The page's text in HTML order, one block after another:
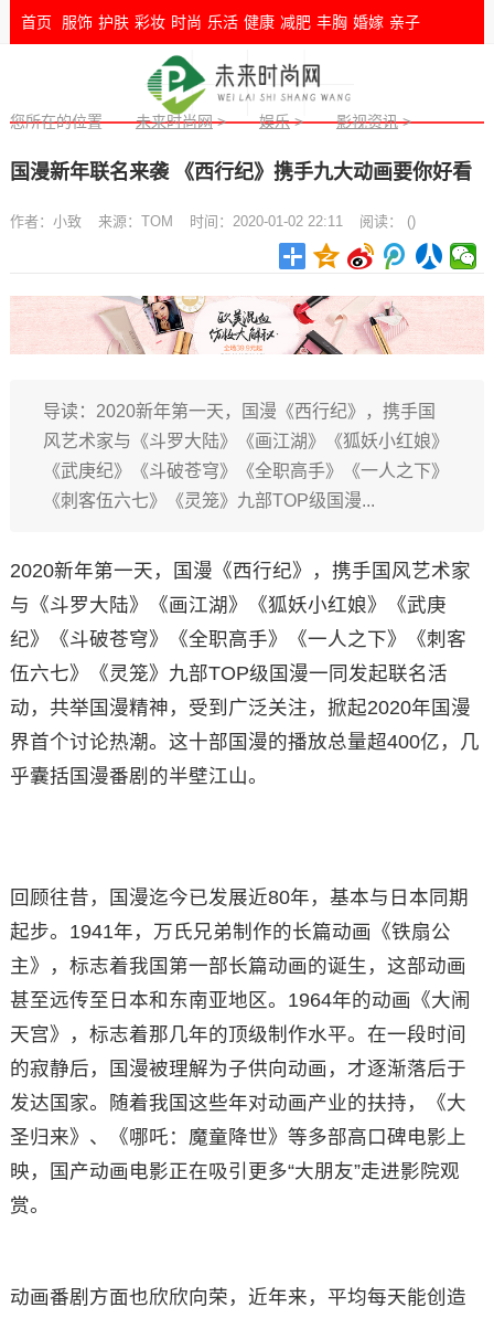
首页 服饰 护肤 彩妆 时尚 乐活 健康 减肥 丰胸 婚嫁 亲子
您所在的位置 未来时尚网> 娱乐> 影视资讯>
国漫新年联名来袭 《西行纪》携手九大动画要你好看
作者： 小致 来源： TOM 时间：2020-01-02 22:11 阅读： ()
导读：2020新年第一天，国漫《西行纪》，携手国
风艺术家与《斗罗大陆》《画江湖》《狐妖小红娘》
《武庚纪》《斗破苍穹》《全职高手》《一人之下》
《刺客伍六七》《灵笼》九部TOP级国漫...
2020新年第一天，国漫《西行纪》，携手国风艺术家
与《斗罗大陆》《画江湖》《狐妖小红娘》《武庚
纪》《斗破苍穹》《全职高手》《一人之下》《刺客
伍六七》《灵笼》九部TOP级国漫一同发起联名活
动，共举国漫精神，受到广泛关注，掀起2020年国漫
界首个讨论热潮。这十部国漫的播放总量超400亿，几
乎囊括国漫番剧的半壁江山。
回顾往昔，国漫迄今已发展近80年，基本与日本同期
起步。1941年，万氏兄弟制作的长篇动画《铁扇公
主》，标志着我国第一部长篇动画的诞生，这部动画
甚至远传至日本和东南亚地区。1964年的动画《大闹
天宫》，标志着那几年的顶级制作水平。在一段时间
的寂静后，国漫被理解为子供向动画，才逐渐落后于
发达国家。随着我国这些年对动画产业的扶持，《大
圣归来》、《哪吒：魔童降世》等多部高口碑电影上
映，国产动画电影正在吸引更多“大朋友”走进影院观
赏。
动画番剧方面也欣欣向荣，近年来，平均每天能创造